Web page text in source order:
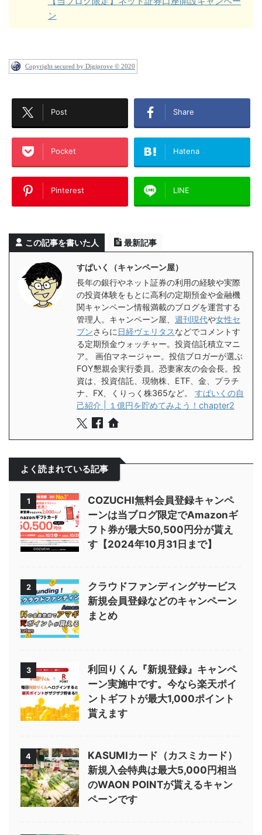
ン
Copyright secured by Digiprove © 2020
Post Share
Pocket Hatena
Pinterest LINE
この記事を書いた人 最新記事
すぱいく（キャンペーン屋）
長年の銀行やネット証券の利用の経験や実際
の投資体験をもとに高利の定期預金や金融機
関キャンペーン情報満載のブログを運営する
管理人。キャンペーン屋、 週刊現代や女性セ
ブンさらに 日経ヴェリタスなどでコメントす
る定期預金ウォッチャー。投資信託積立マニ
ア。 画伯マネージャー。投信ブロガーが選ぶ
FOY懇親会実行委員。恐妻家友の会会長。投
資は、投資信託、現物株、ETF、金、プラチ
ナ、FX、くりっく株365など。 すぱいくの自
己紹介 | １億円を貯めてみよう！chapter2
よく読まれている記事
1
COZUCHI無料会員登録キャンペ
ーンは当ブログ限定でAmazonギ
フト券が最大50,500円分が貰え
す【2024年10月31日まで】
2
クラウドファンディングサービス
新規会員登録などのキャンペーン
まとめ
3
利回りくん『新規登録』キャンペ
ーン実施中です。今なら楽天ポイ
ントギフトが最大1,000ポイント
貰えます
4
KASUMIカード（カスミカード）
新規入会特典は最大5,000円相当
のWAON POINTが貰えるキャン
ペーンです